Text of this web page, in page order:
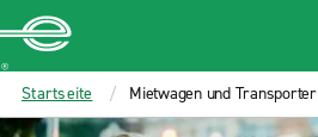
MAIN
CONTENT
Enterprise
Startseite Mietwagen und